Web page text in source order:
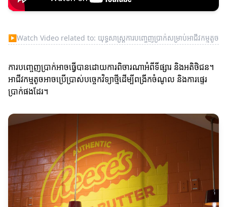
▶Watch Video related to: យុទ្ធសាស្ត្រការបញ្ចេញប្រាក់សម្រាប់អាជីវកម្មតូច
ការបញ្ចេញប្រាក់អាចធ្វើបានដោយការពិចារណាអំពីទីផ្សារ និងអតិថិជន។
អាជីវកម្មតូចអាចប្រើប្រាស់បច្ចេកវិទ្យាថ្មីដើម្បីពង្រីកចំណូល និងការផ្ទេរ
ប្រាក់ផងដែរ។